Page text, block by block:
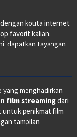
kouta internet
favorit kalian.
dapatkan tayangan
menghadirkan
film streamingdari
untuk penikmat film
tampilan